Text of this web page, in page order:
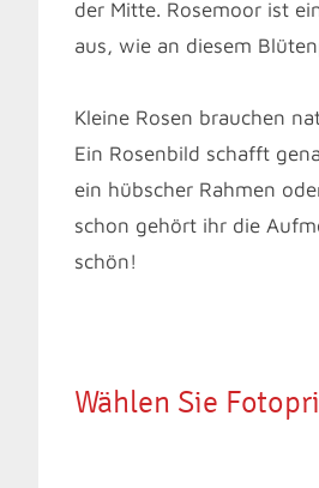
der Mitte. Rosemoor ist
aus, wie an diesem
Kleine Rosen brauchen
Ein Rosenbild schafft
ein hübscher Rahmen
schon gehört ihr die
schön!
Wählen Sie